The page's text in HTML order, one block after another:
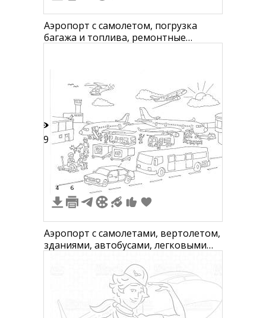
Аэропорт с самолетом, погрузка
багажа и топлива, ремонтные
19
4 6
Аэропорт с самолетами, вертолетом,
зданиями, автобусами, легковыми
тележками и багажом